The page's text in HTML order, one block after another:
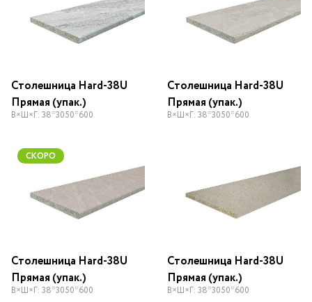
Столешница Hard-38U
Прямая (упак.)
В×Ш×Г: 38*3050*600
Столешница Hard-38U
Прямая (упак.)
В×Ш×Г: 38*3050*600
Столешница Hard-38U
Прямая (упак.)
В×Ш×Г: 38*3050*600
СКОРО
Столешница Hard-38U
Прямая (упак.)
В×Ш×Г: 38*3050*600